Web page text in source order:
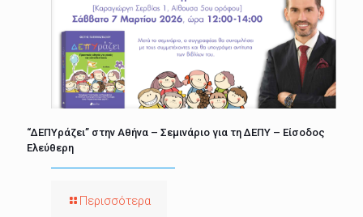
“ΔΕΠΥράζει” στην Αθήνα – Σεμινάριο για τη ΔΕΠΥ – Είσοδος
Ελεύθερη
Περισσότερα